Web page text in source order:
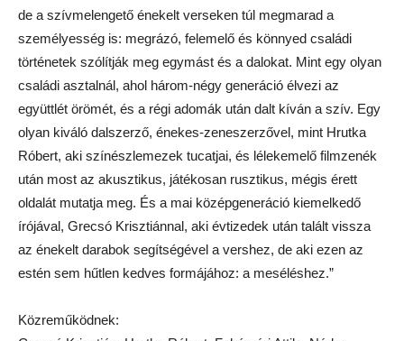
de a szívmelengető énekelt verseken túl megmarad a
személyesség is: megrázó, felemelő és könnyed családi
történetek szólítják meg egymást és a dalokat. Mint egy olyan
családi asztalnál, ahol három-négy generáció élvezi az
együttlét örömét, és a régi adomák után dalt kíván a szív. Egy
olyan kiváló dalszerző, énekes-zeneszerzővel, mint Hrutka
Róbert, aki színészlemezek tucatjai, és lélekemelő filmzenék
után most az akusztikus, játékosan rusztikus, mégis érett
oldalát mutatja meg. És a mai középgeneráció kiemelkedő
írójával, Grecsó Krisztiánnal, aki évtizedek után talált vissza
az énekelt darabok segítségével a vershez, de aki ezen az
estén sem hűtlen kedves formájához: a meséléshez.”
Közreműködnek: